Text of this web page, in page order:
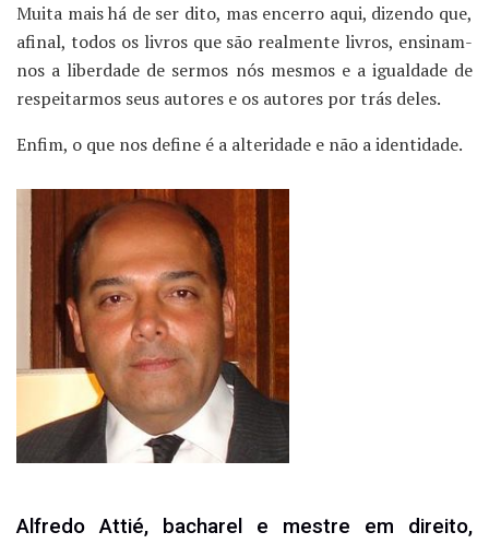
Muita mais há de ser dito, mas encerro aqui, dizendo que,
afinal, todos os livros que são realmente livros, ensinam-
nos a liberdade de sermos nós mesmos e a igualdade de
respeitarmos seus autores e os autores por trás deles.
Enfim, o que nos define é a alteridade e não a identidade.
Alfredo Attié, bacharel e mestre em direito,